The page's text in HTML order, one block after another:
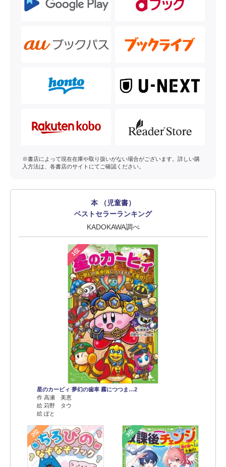
※書店によって現在在庫や取り扱いがない場合がございます。詳しい購
入方法は、各書店のサイトにてご確認ください。
本 （児童書）
ベストセラーランキング
KADOKAWA調べ
1位
星のカービィ 夢幻の歯車 霧につつま…2
作 高瀬 美恵
絵 苅野 タウ
絵 ぽと
2位 3位